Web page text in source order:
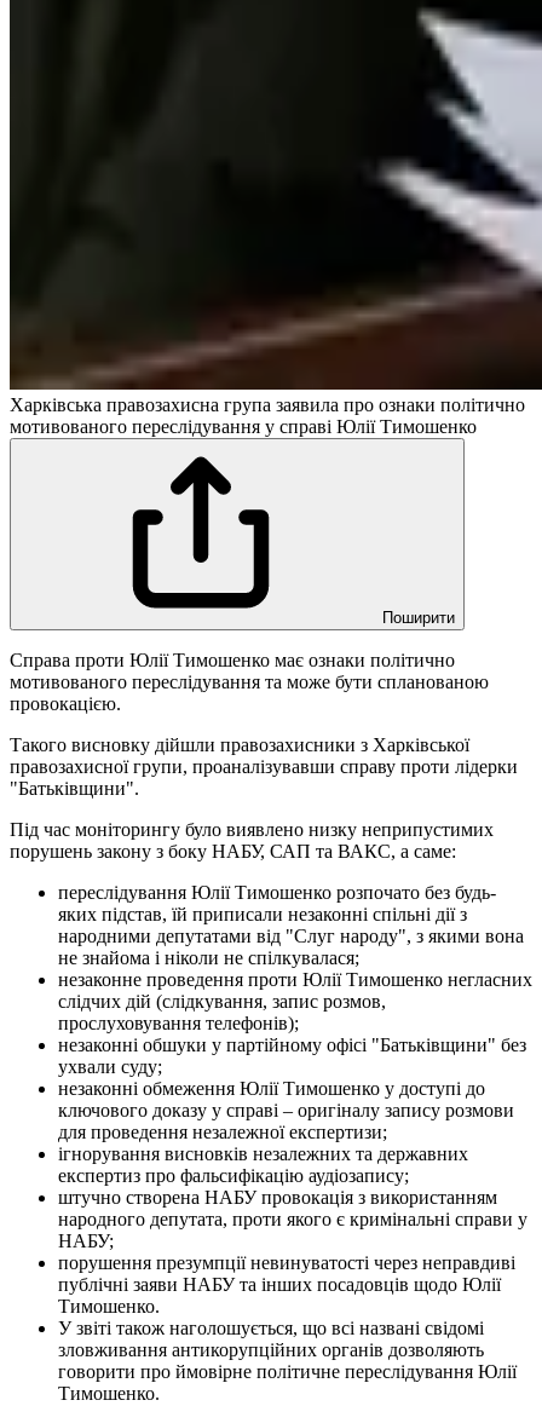
Харківська правозахисна група заявила про ознаки політично
мотивованого переслідування у справі Юлії Тимошенко
Поширити
Справа проти Юлії Тимошенко має ознаки політично
мотивованого переслідування та може бути спланованою
провокацією.
Такого висновку дійшли правозахисники з Харківської
правозахисної групи, проаналізувавши справу проти лідерки
"Батьківщини".
Під час моніторингу було виявлено низку неприпустимих
порушень закону з боку НАБУ, САП та ВАКС, а саме:
переслідування Юлії Тимошенко розпочато без будь-
яких підстав, їй приписали незаконні спільні дії з
народними депутатами від "Слуг народу", з якими вона
не знайома і ніколи не спілкувалася;
незаконне проведення проти Юлії Тимошенко негласних
слідчих дій (слідкування, запис розмов,
прослуховування телефонів);
незаконні обшуки у партійному офісі "Батьківщини" без
ухвали суду;
незаконні обмеження Юлії Тимошенко у доступі до
ключового доказу у справі – оригіналу запису розмови
для проведення незалежної експертизи;
ігнорування висновків незалежних та державних
експертиз про фальсифікацію аудіозапису;
штучно створена НАБУ провокація з використанням
народного депутата, проти якого є кримінальні справи у
НАБУ;
порушення презумпції невинуватості через неправдиві
публічні заяви НАБУ та інших посадовців щодо Юлії
Тимошенко.
У звіті також наголошується, що всі названі свідомі
зловживання антикорупційних органів дозволяють
говорити про ймовірне політичне переслідування Юлії
Тимошенко.